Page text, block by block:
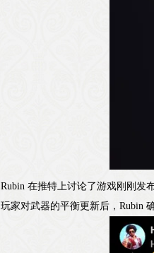
Rubin 在推特上讨论了游戏刚刚发
玩家对武器的平衡更新后，Rubin